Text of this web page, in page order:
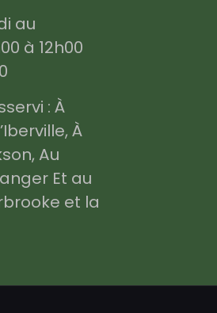
au
à 12h00
: À
À
Au
Et au
et la